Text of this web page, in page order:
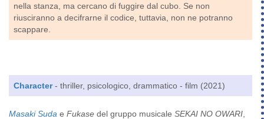
nella stanza, ma cercano di fuggire dal cubo. Se non
riusciranno a decifrarne il codice, tuttavia, non ne potranno
scappare.
Character- thriller, psicologico, drammatico - film (2021)
Masaki Suda e Fukase del gruppo musicale SEKAI NO OWARI